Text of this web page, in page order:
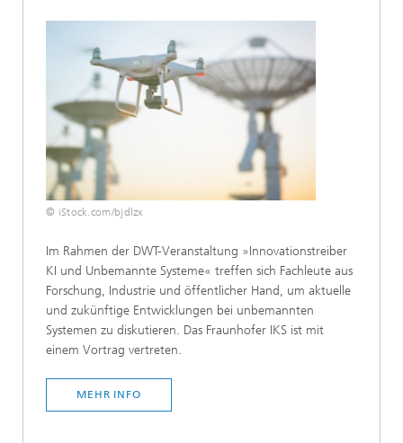
© iStock.com/bjdlzx
Im Rahmen der DWT-Veranstaltung »Innovationstreiber
KI und Unbemannte Systeme« treffen sich Fachleute aus
Forschung, Industrie und öffentlicher Hand, um aktuelle
und zukünftige Entwicklungen bei unbemannten
Systemen zu diskutieren. Das Fraunhofer IKS ist mit
einem Vortrag vertreten.
MEHR INFO